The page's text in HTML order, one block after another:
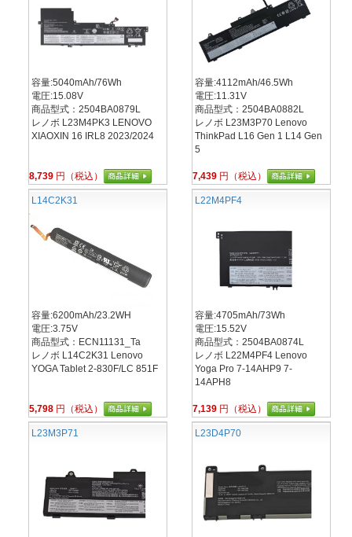
容量:5040mAh/76Wh
電圧:15.08V
商品型式：2504BA0879L
レノボ L23M4PK3 LENOVO
XIAOXIN 16 IRL8 2023/2024
8,739 円（税込）
容量:4112mAh/46.5Wh
電圧:11.31V
商品型式：2504BA0882L
レノボ L23M3P70 Lenovo
ThinkPad L16 Gen 1 L14 Gen
5
7,439 円（税込）
L14C2K31
容量:6200mAh/23.2WH
電圧:3.75V
商品型式：ECN11131_Ta
レノボ L14C2K31 Lenovo
YOGA Tablet 2-830F/LC 851F
5,798 円（税込）
L22M4PF4
容量:4705mAh/73Wh
電圧:15.52V
商品型式：2504BA0874L
レノボ L22M4PF4 Lenovo
Yoga Pro 7-14AHP9 7-
14APH8
7,139 円（税込）
L23M3P71 L23D4P70